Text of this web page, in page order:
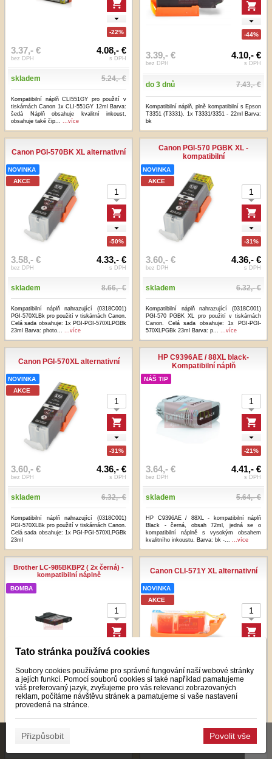
-22%
3.37,- €
bez DPH
4.08,- €
s DPH
skladem 5.24,- €
Kompatibilní náplň CLI551GY pro použití v
tiskárnách Canon 1x CLI-551GY 12ml Barva:
šedá Náplň obsahuje kvalitní inkoust,
obsahuje také čip...
...více
-44%
3.39,- €
bez DPH
4.10,- €
s DPH
do 3 dnů 7.43,- €
Kompatibilní náplň, plně kompatibilní s Epson
T3351 (T3331). 1x T3331/3351 - 22ml Barva:
bk
Canon PGI-570BK XL alternativní
NOVINKA
AKCE
-50%
3.58,- €
bez DPH
4.33,- €
s DPH
skladem 8.66,- €
Kompatibilní náplň nahrazující (0318C001)
PGI-570XLBk pro použití v tiskárnách Canon.
Celá sada obsahuje: 1x PGI-PGI-570XLPGBk
23ml Barva: photo...
...více
Canon PGI-570 PGBK XL -
kompatibilní
NOVINKA
AKCE
-31%
3.60,- €
bez DPH
4.36,- €
s DPH
skladem 6.32,- €
Kompatibilní náplň nahrazující (0318C001)
PGI-570 PGBK XL pro použití v tiskárnách
Canon. Celá sada obsahuje: 1x PGI-PGI-
570XLPGBk 23ml Barva: p...
...více
Canon PGI-570XL alternativní
NOVINKA
AKCE
-31%
3.60,- €
bez DPH
4.36,- €
s DPH
skladem 6.32,- €
Kompatibilní náplň nahrazující (0318C001)
PGI-570XLBk pro použití v tiskárnách Canon.
Celá sada obsahuje: 1x PGI-PGI-570XLPGBk
23ml
HP C9396AE / 88XL black-
Kompatibilní náplň
NÁŠ TIP
-21%
3.64,- €
bez DPH
4.41,- €
s DPH
skladem 5.64,- €
HP C9396AE / 88XL - kompatibilní náplň
Black - černá, obsah 72ml, jedná se o
kompatibilní náplně s vysokým obsahem
kvalitního inkoustu. Barva: bk -...
...více
Brother LC-985BKBP2 ( 2x černá) -
kompatibilní náplně
BOMBA
3.64,- €
bez DPH
4.41,- €
s DPH
skladem
obsahují kvalitní inkoust, obsahují také čip,
který se stará o její bezproblémový provoz v
Canon CLI-571Y XL alternativní
NOVINKA
AKCE
3.68,- €
bez DPH
4.45,- €
Kompatibilní náplň nahrazující (0334C001)
Canon CLI-571Y XL pro použití v tiskárnách
Tato stránka používá soubory cookies, které nám pomáhají poskytovat služby.
✖
Tato stránka používá cookies
Soubory cookies používáme pro správné fungování naší webové stránky
a jejích funkcí. Pomocí souborů cookies si také například pamatujeme
váš preferovaný jazyk, zvyšujeme pro vás relevanci zobrazovaných
reklam, počítáme návštěvu stránek a pamatujeme si vaše nastavení
provedená na stránce.
Přizpůsobit Povolit vše